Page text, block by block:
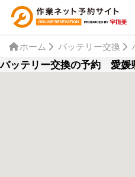
ホーム バッテリー交換
バッテリー交換の予約 愛媛